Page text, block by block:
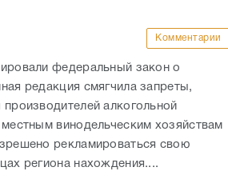
Комментарии
федеральный закон о
редакция смягчила запреты,
алкогольной
винодельческим хозяйствам
рекламироваться свою
региона нахождения....